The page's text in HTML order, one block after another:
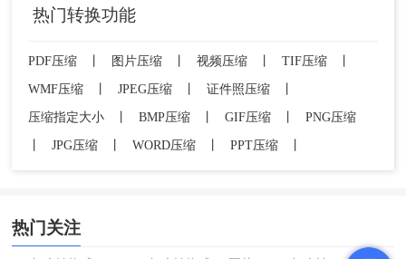
热门转换功能
PDF压缩 图片压缩 视频压缩 TIF压缩
WMF压缩
JPEG压缩 证件照压缩
压缩指定大小
BMP压缩 GIF压缩
PNG压缩
JPG压缩 WORD压缩 PPT压缩
热门关注